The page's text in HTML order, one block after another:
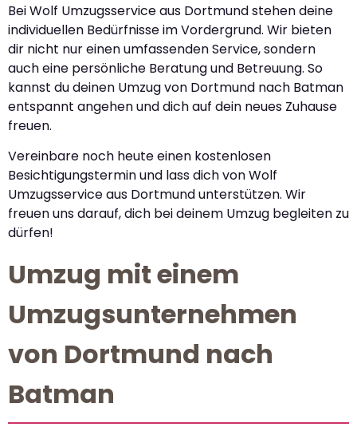
Bei Wolf Umzugsservice aus Dortmund stehen deine
individuellen Bedürfnisse im Vordergrund. Wir bieten
dir nicht nur einen umfassenden Service, sondern
auch eine persönliche Beratung und Betreuung. So
kannst du deinen Umzug von Dortmund nach Batman
entspannt angehen und dich auf dein neues Zuhause
freuen.
Vereinbare noch heute einen kostenlosen
Besichtigungstermin und lass dich von Wolf
Umzugsservice aus Dortmund unterstützen. Wir
freuen uns darauf, dich bei deinem Umzug begleiten zu
dürfen!
Umzug mit einem
Umzugsunternehmen
von Dortmund nach
Batman